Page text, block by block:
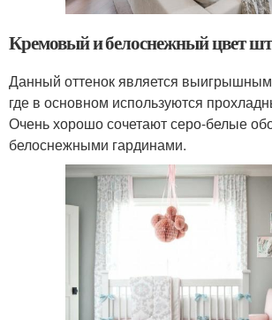
Кремовый и белоснежный цвет
Данный оттенок является
где в основном используются
Очень хорошо сочетают серо-белые
белоснежными гардинами.